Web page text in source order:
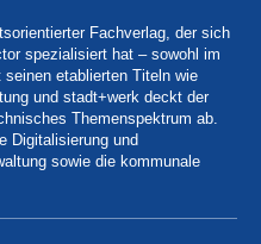
Fachverlag, der sich
spezialisiert hat – sowohl im
etablierten Titeln wie
und stadt+werk deckt der
Themenspektrum ab.
Digitalisierung und
sowie die kommunale